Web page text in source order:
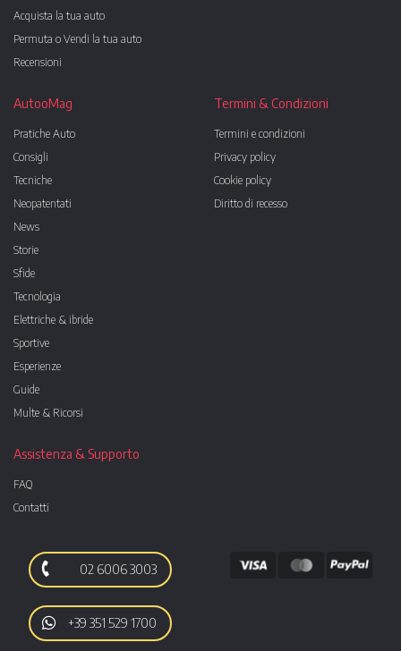
Acquista la tua auto
Permuta o Vendi la tua auto
Recensioni
AutooMag
Pratiche Auto
Consigli
Tecniche
Neopatentati
News
Storie
Sfide
Tecnologia
Elettriche & ibride
Sportive
Esperienze
Guide
Multe & Ricorsi
Termini & Condizioni
Termini e condizioni
Privacy policy
Cookie policy
Diritto di recesso
Assistenza & Supporto
FAQ
Contatti
02 6006 3003
+39 351 529 1700